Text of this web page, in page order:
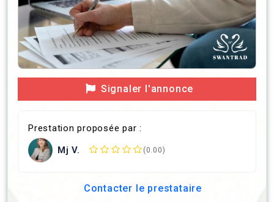
Signaler l'annonce
Prestation proposée par :
Mj V.
(0.00)
Contacter le prestataire